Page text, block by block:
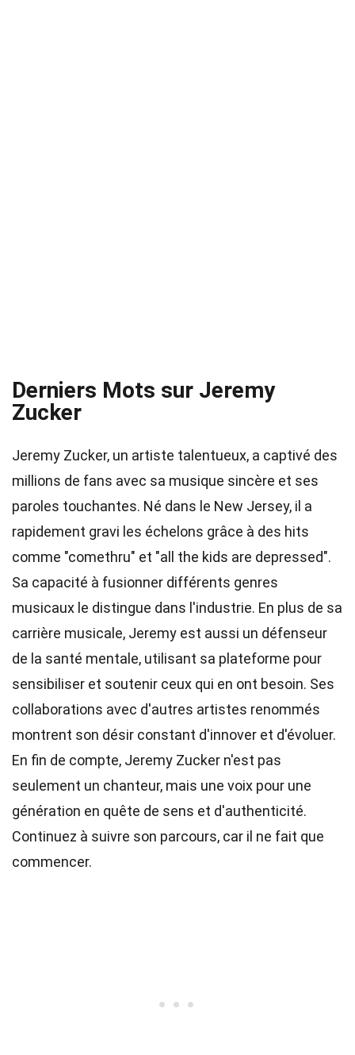
Derniers Mots sur Jeremy
Zucker
Jeremy Zucker, un artiste talentueux, a captivé des
millions de fans avec sa musique sincère et ses
paroles touchantes. Né dans le New Jersey, il a
rapidement gravi les échelons grâce à des hits
comme "comethru" et "all the kids are depressed".
Sa capacité à fusionner différents genres
musicaux le distingue dans l'industrie. En plus de sa
carrière musicale, Jeremy est aussi un défenseur
de la santé mentale, utilisant sa plateforme pour
sensibiliser et soutenir ceux qui en ont besoin. Ses
collaborations avec d'autres artistes renommés
montrent son désir constant d'innover et d'évoluer.
En fin de compte, Jeremy Zucker n'est pas
seulement un chanteur, mais une voix pour une
génération en quête de sens et d'authenticité.
Continuez à suivre son parcours, car il ne fait que
commencer.